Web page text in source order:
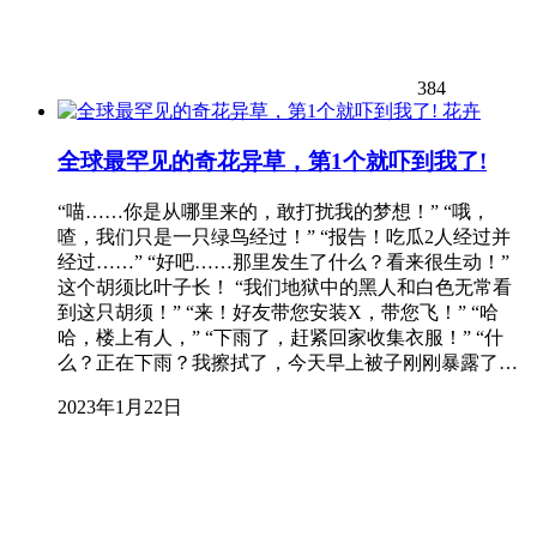
384
花卉
全球最罕见的奇花异草，第1个就吓到我了!
“喵……你是从哪里来的，敢打扰我的梦想！” “哦，
喳，我们只是一只绿鸟经过！” “报告！吃瓜2人经过并
经过……” “好吧……那里发生了什么？看来很生动！”
这个胡须比叶子长！ “我们地狱中的黑人和白色无常看
到这只胡须！” “来！好友带您安装X，带您飞！” “哈
哈，楼上有人，” “下雨了，赶紧回家收集衣服！” “什
么？正在下雨？我擦拭了，今天早上被子刚刚暴露了…
2023年1月22日